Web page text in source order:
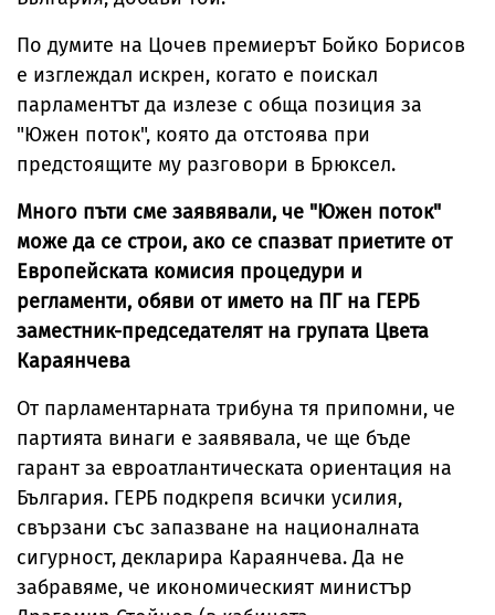
По думите на Цочев премиерът Бойко Борисов
е изглеждал искрен, когато е поискал
парламентът да излезе с обща позиция за
"Южен поток", която да отстоява при
предстоящите му разговори в Брюксел.
Много пъти сме заявявали, че "Южен поток"
може да се строи, ако се спазват приетите от
Европейската комисия процедури и
регламенти, обяви от името на ПГ на ГЕРБ
заместник-председателят на групата Цвета
Караянчева
Oт парламентарната трибуна тя припомни, че
партията винаги е заявявала, че ще бъде
гарант за евроатлантическата ориентация на
България. ГЕРБ подкрепя всички усилия,
свързани със запазване на националната
сигурност, декларира Караянчева. Да не
забравяме, че икономическият министър